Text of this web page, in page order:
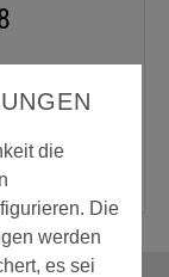
die
Die
werden
es sei